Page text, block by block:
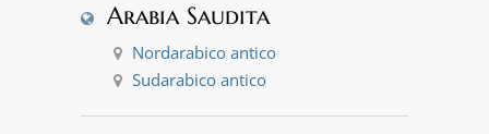
Arabia Saudita
Nordarabico antico
Sudarabico antico